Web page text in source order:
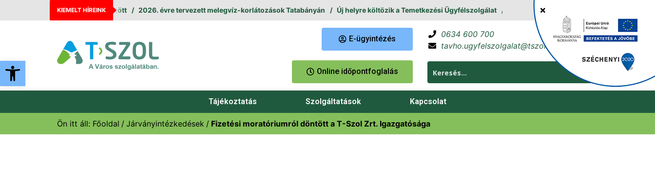
Eszköztár megnyitása
KIEMELT HÍREINK
augusztus 11. és 12. között 2026. évre tervezett melegvíz-korlátozások Tatabányán Új helyre költözik a Temetkezési Ügyfélszolgálat
E-ügyintézés
Online időpontfoglalás
0634 600 700
tavho.ugyfelszolgalat@tszol.hu
Tájékoztatás Szolgáltatások Kapcsolat
Ön itt áll: Főoldal Járványintézkedések Fizetési moratóriumról döntött a T-Szol Zrt. Igazgatósága